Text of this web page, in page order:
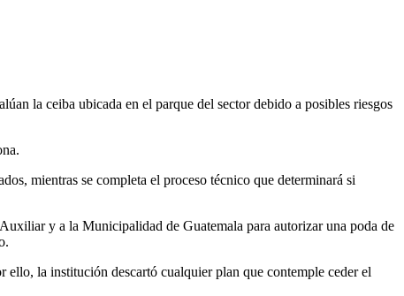
la ceiba ubicada en el parque del sector debido a posibles riesgos
mientras se completa el proceso técnico que determinará si
y a la Municipalidad de Guatemala para autorizar una poda de
la institución descartó cualquier plan que contemple ceder el